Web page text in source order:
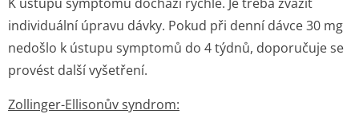
individuální úpravu dávky. Pokud při denní dávce 30 mg
nedošlo k ústupu symptomů do 4 týdnů, doporučuje se
provést další vyšetření.
Zollinger-Ellisonův syndrom: